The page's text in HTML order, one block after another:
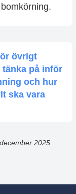
övrigt
tänka på inför
och hur
ska vara
2025